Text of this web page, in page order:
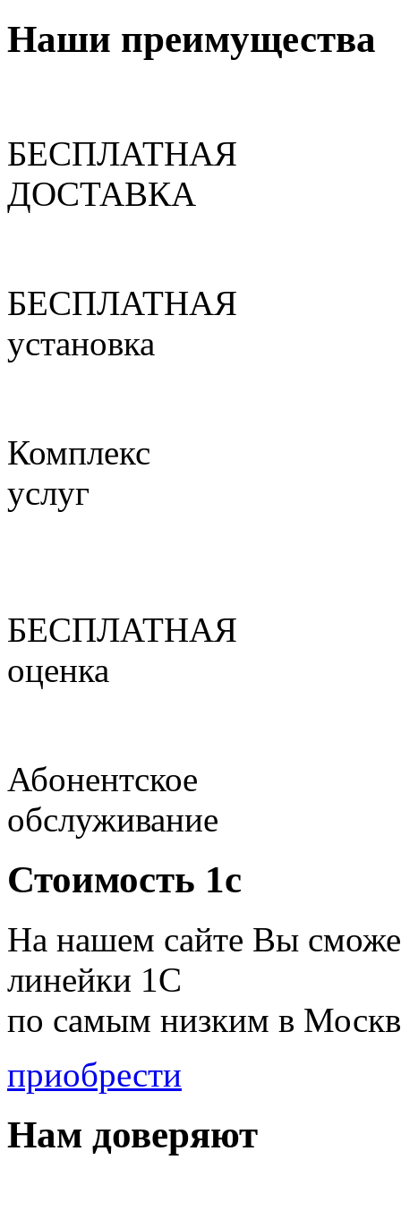
Наши преимущества
БЕСПЛАТНАЯ
ДОСТАВКА
БЕСПЛАТНАЯ
установка
Комплекс
услуг
БЕСПЛАТНАЯ
оценка
Абонентское
обслуживание
Стоимость 1с
На нашем сайте Вы
линейки 1С
по самым низким в
приобрести
Нам доверяют